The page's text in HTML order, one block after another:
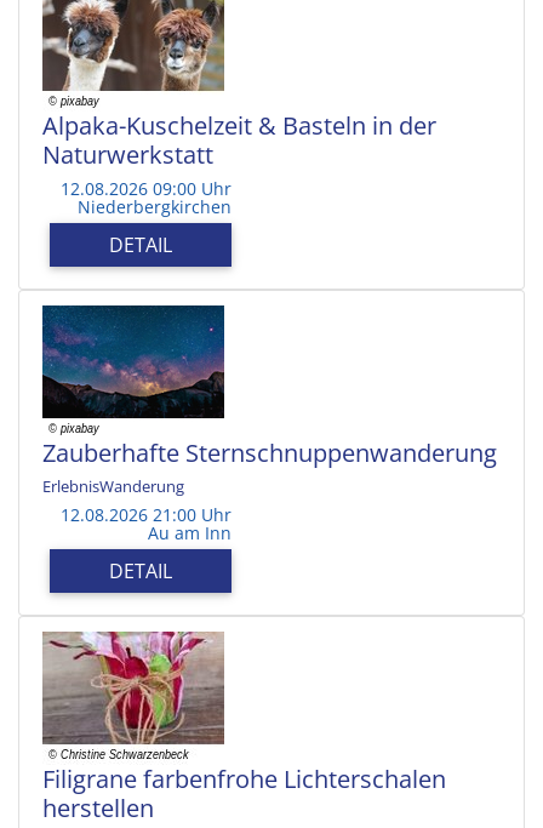
Alpaka-Kuschelzeit & Basteln in der
Naturwerkstatt
12.08.2026 09:00 Uhr
Niederbergkirchen
DETAIL
Zauberhafte Sternschnuppenwanderung
ErlebnisWanderung
12.08.2026 21:00 Uhr
Au am Inn
DETAIL
Filigrane farbenfrohe Lichterschalen
herstellen